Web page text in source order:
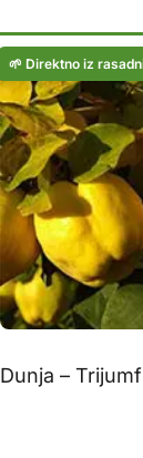
Dunja – Trijumf